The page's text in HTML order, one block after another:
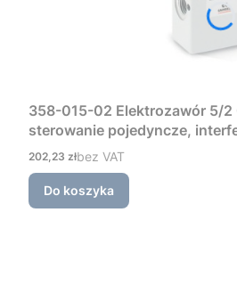
358-015-02 Elektrozawór 5/2
sterowanie pojedyncze,
3 Camozzi
Cena
202,23 złbez VAT
Do koszyka